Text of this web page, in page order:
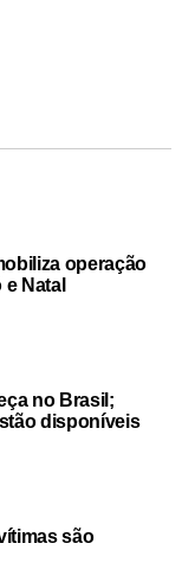
operação
Natal
no Brasil;
disponíveis
são